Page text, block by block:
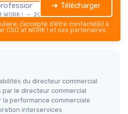
WORK ! — 2026
➔ Télécharger
j’accepte d’être contacté(e) à
CSO at WORK ! et ses partenaires.
du directeur commercial
le directeur commercial
performance commerciale
interservices